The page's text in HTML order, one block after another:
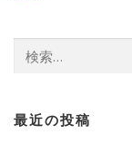
最近の投稿